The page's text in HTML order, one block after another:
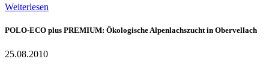
Weiterlesen
POLO-ECO plus PREMIUM: Ökologische Alpenlachszucht in Obervellach
25.08.2010